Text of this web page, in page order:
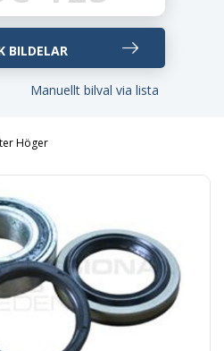
Manuellt bilval via lista
Höger